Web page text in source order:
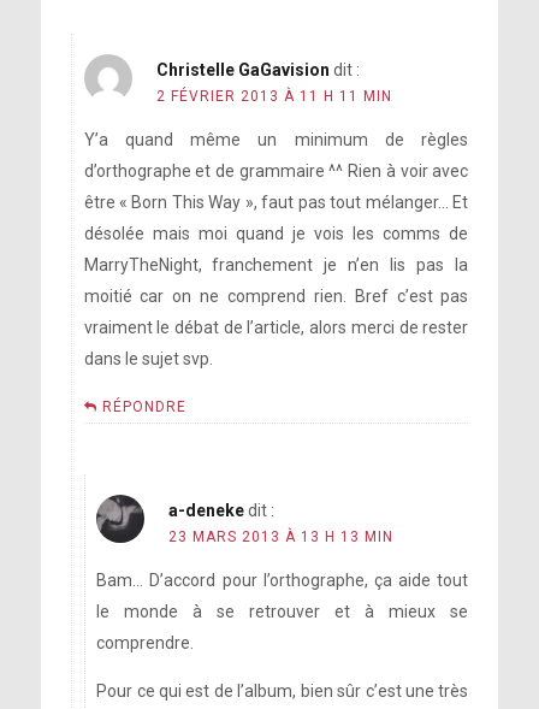
Christelle GaGavision dit :
2 FÉVRIER 2013 À 11 H 11 MIN
Y’a quand même un minimum de règles
d’orthographe et de grammaire ^^ Rien à voir avec
être « Born This Way », faut pas tout mélanger… Et
désolée mais moi quand je vois les comms de
MarryTheNight, franchement je n’en lis pas la
moitié car on ne comprend rien. Bref c’est pas
vraiment le débat de l’article, alors merci de rester
dans le sujet svp.
RÉPONDRE
a-denekedit :
23 MARS 2013 À 13 H 13 MIN
Bam… D’accord pour l’orthographe, ça aide tout
le monde à se retrouver et à mieux se
comprendre.
Pour ce qui est de l’album, bien sûr c’est une très